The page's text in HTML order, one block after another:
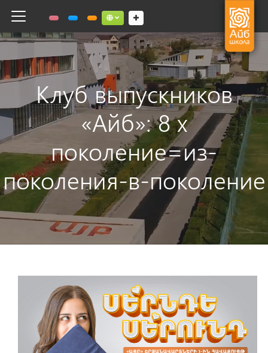
Toggle navigation Social links dropdown button
Клуб выпускников
«Айб»: 8 x
поколение=из-
поколения-в-поколение